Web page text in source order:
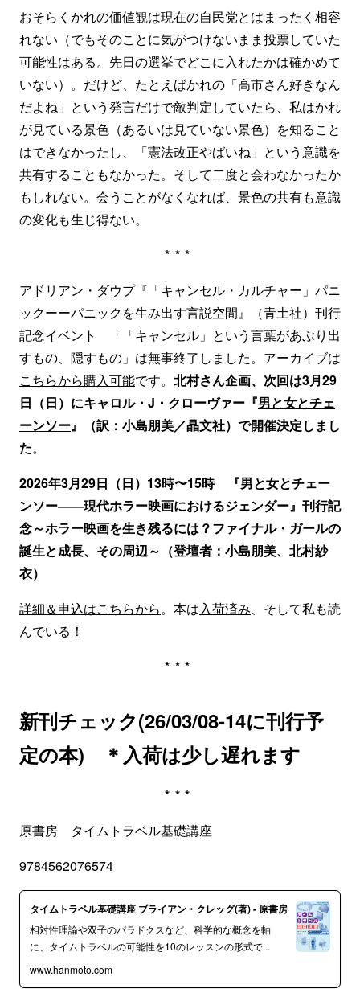
おそらくかれの価値観は現在の自民党とはまったく相容
れない（でもそのことに気がつけないまま投票していた
可能性はある。先日の選挙でどこに入れたかは確かめて
いない）。だけど、たとえばかれの「高市さん好きなん
だよね」という発言だけで敵判定していたら、私はかれ
が見ている景色（あるいは見ていない景色）を知ること
はできなかったし、「憲法改正やばいね」という意識を
共有することもなかった。そして二度と会わなかったか
もしれない。会うことがなくなれば、景色の共有も意識
の変化も生じ得ない。
***
アドリアン・ダウプ『「キャンセル・カルチャー」パニ
ックーーパニックを生み出す言説空間』（青土社）刊行
記念イベント 「「キャンセル」という言葉があぶり出
すもの、隠すもの」は無事終了しました。アーカイブは
こちらから購入可能です。 北村さん企画、次回は3月29
日（日）にキャロル・J・クローヴァー『男と女とチェ
ーンソー』（訳：小島朋美／晶文社）で開催決定しまし
た。
2026年3月29日（日）13時〜15時 『男と女とチェー
ンソー――現代ホラー映画におけるジェンダー』刊行記
念～ホラー映画を生き残るには？ファイナル・ガールの
誕生と成長、その周辺～（登壇者：小島朋美、北村紗
衣）
詳細＆申込はこちらから。本は入荷済み、そして私も読
んでいる！
***
新刊チェック(26/03/08-14に刊行予
定の本) ＊入荷は少し遅れます
***
原書房 タイムトラベル基礎講座
9784562076574
タイムトラベル基礎講座 ブライアン・クレッグ(著) - 原書房
相対性理論や双子のパラドクスなど、科学的な概念を軸
に、タイムトラベルの可能性を10のレッスンの形式で...
www.hanmoto.com